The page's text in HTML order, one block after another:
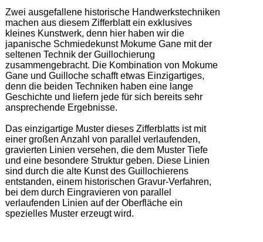
Zwei ausgefallene historische Handwerkstechniken
machen aus diesem Zifferblatt ein exklusives
kleines Kunstwerk, denn hier haben wir die
japanische Schmiedekunst Mokume Gane mit der
seltenen Technik der Guillochierung
zusammengebracht. Die Kombination von Mokume
Gane und Guilloche schafft etwas Einzigartiges,
denn die beiden Techniken haben eine lange
Geschichte und liefern jede für sich bereits sehr
ansprechende Ergebnisse.
Das einzigartige Muster dieses Zifferblatts ist mit
einer großen Anzahl von parallel verlaufenden,
gravierten Linien versehen, die dem Muster Tiefe
und eine besondere Struktur geben. Diese Linien
sind durch die alte Kunst des Guillochierens
entstanden, einem historischen Gravur-Verfahren,
bei dem durch Eingravieren von parallel
verlaufenden Linien auf der Oberfläche ein
spezielles Muster erzeugt wird.